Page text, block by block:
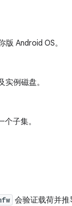
Android OS。
例磁盘。
子集。
会验证载荷并推